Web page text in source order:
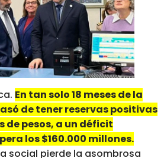
En tan solo 18 meses de la
de tener reservas positivas
de pesos, a un déficit
los $160.000 millones.
social pierde la asombrosa